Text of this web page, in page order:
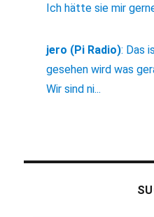
Ich hätte sie mir
jero (Pi Radio): Das
gesehen wird was
Wir sind ni...